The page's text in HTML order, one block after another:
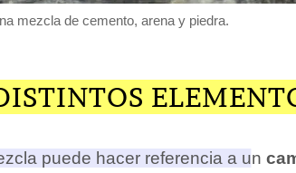
mezcla de cemento, arena y piedra.
puede hacer referencia a un